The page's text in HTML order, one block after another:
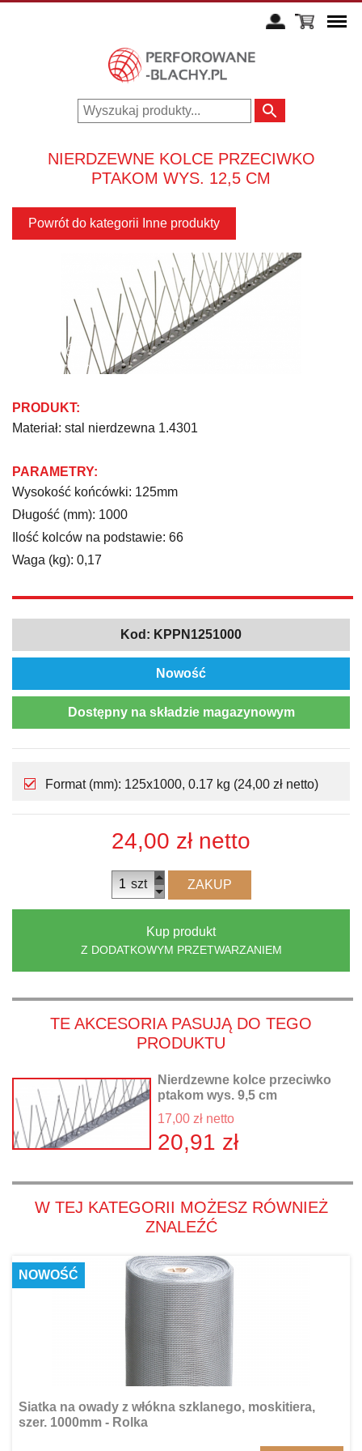
NIERDZEWNE KOLCE PRZECIWKO
PTAKOM WYS. 12,5 CM
Powrót do kategorii Inne produkty
PRODUKT:
Materiał: stal nierdzewna 1.4301
PARAMETRY:
Wysokość końcówki: 125mm
Długość (mm): 1000
Ilość kolców na podstawie: 66
Waga (kg): 0,17
Kod: KPPN1251000
Nowość
Dostępny na składzie magazynowym
Format (mm): 125x1000, 0.17 kg (24,00 zł netto)
24,00 zł netto
szt ZAKUP
Kup produkt
Z DODATKOWYM PRZETWARZANIEM
TE AKCESORIA PASUJĄ DO TEGO
PRODUKTU
Nierdzewne kolce przeciwko
ptakom wys. 9,5 cm
17,00 zł netto
20,91 zł
W TEJ KATEGORII MOŻESZ RÓWNIEŻ
ZNALEŹĆ
NOWOŚĆ
Siatka na owady z włókna szklanego, moskitiera,
szer. 1000mm - Rolka